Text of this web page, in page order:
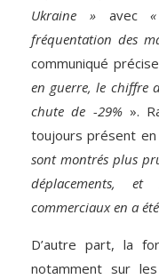
Ukraine »avec
fréquentation des
communiqué
en guerre, le chiffre
chute de -29%».
toujours présent en
sont montrés plus
déplacements,
commerciaux en a
D’autre part, la
notamment sur